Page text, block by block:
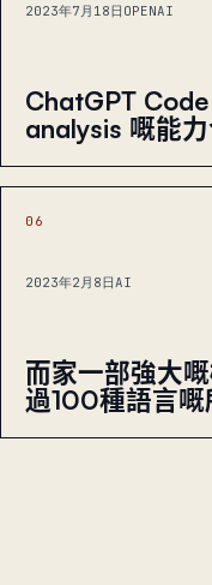
2023年7月18日 OPENAI
ChatGPT
analysis 嘅能
06
2023年2月8日 AI
而家一部強大
過100種語言嘅